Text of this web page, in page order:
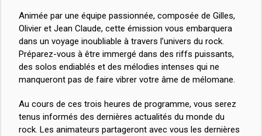
Animée par une équipe passionnée, composée de Gilles,
Olivier et Jean Claude, cette émission vous embarquera
dans un voyage inoubliable à travers l’univers du rock.
Préparez-vous à être immergé dans des riffs puissants,
des solos endiablés et des mélodies intenses qui ne
manqueront pas de faire vibrer votre âme de mélomane.
Au cours de ces trois heures de programme, vous serez
tenus informés des dernières actualités du monde du
rock. Les animateurs partageront avec vous les dernières